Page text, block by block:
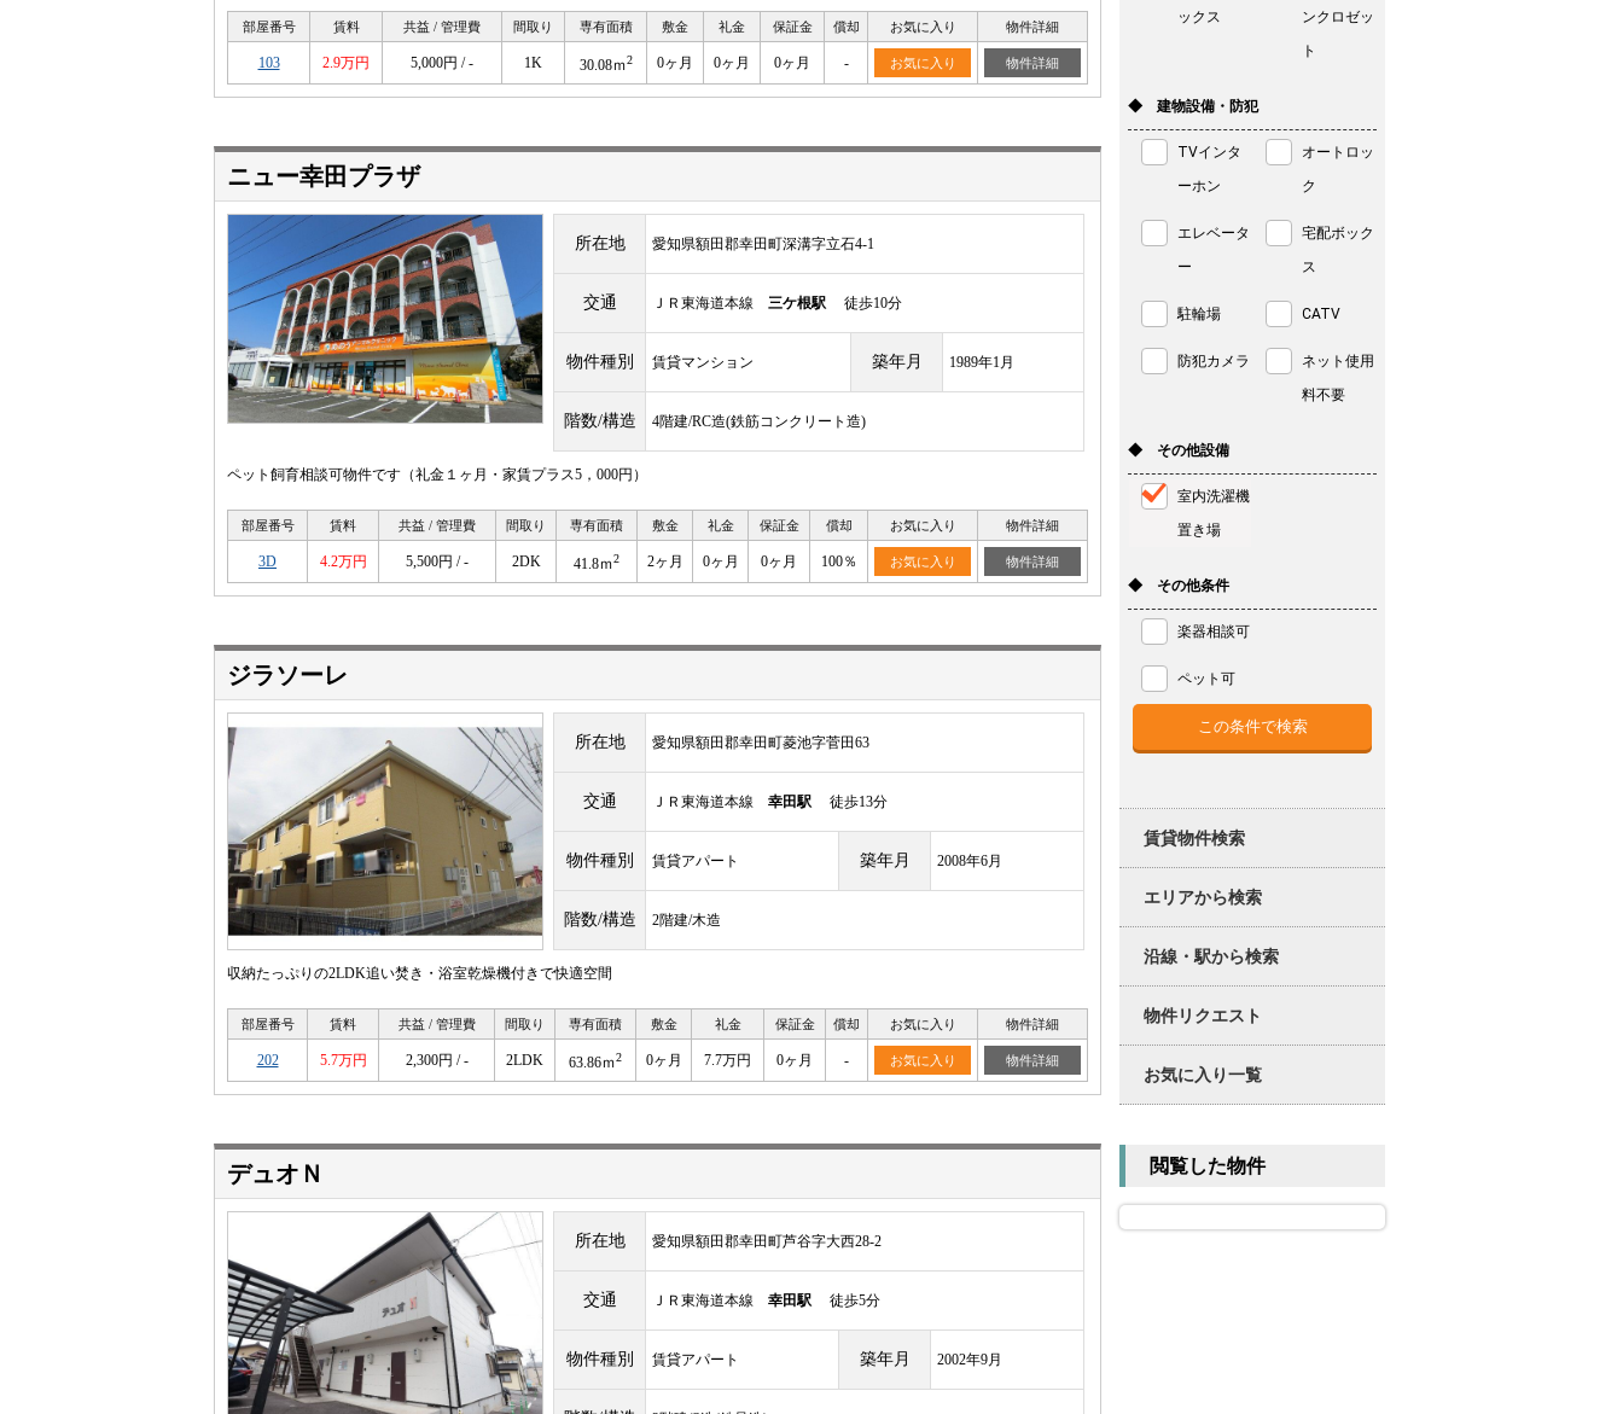
部屋番号 賃料 共益 / 管理費 間取り 専有面積 敷金 礼金 保証金 償却 お気に入り 物件詳細
103 2.9万円 5,000円 / - 1K 30.08ｍ2 0ヶ月 0ヶ月 0ヶ月 - お気に入り 物件詳細
ニュー幸田プラザ
所在地 愛知県額田郡幸田町深溝字立石4‐1
交通 ＪＲ東海道本線 三ケ根駅 徒歩10分
物件種別 賃貸マンション 築年月 1989年1月
階数/構造 4階建/RC造(鉄筋コンクリート造)
ペット飼育相談可物件です（礼金１ヶ月・家賃プラス5，000円）
部屋番号 賃料 共益 / 管理費 間取り 専有面積 敷金 礼金 保証金 償却 お気に入り 物件詳細
3D 4.2万円 5,500円 / - 2DK 41.8ｍ2 2ヶ月 0ヶ月 0ヶ月 100％ お気に入り 物件詳細
ジラソーレ
所在地 愛知県額田郡幸田町菱池字菅田63
交通 ＪＲ東海道本線 幸田駅 徒歩13分
物件種別 賃貸アパート 築年月 2008年6月
階数/構造 2階建/木造
収納たっぷりの2LDK追い焚き・浴室乾燥機付きで快適空間
部屋番号 賃料 共益 / 管理費 間取り 専有面積 敷金 礼金 保証金 償却 お気に入り 物件詳細
202 5.7万円 2,300円 / - 2LDK 63.86ｍ2 0ヶ月 7.7万円 0ヶ月 - お気に入り 物件詳細
デュオＮ
所在地 愛知県額田郡幸田町芦谷字大西28‐2
交通 ＪＲ東海道本線 幸田駅 徒歩5分
物件種別 賃貸アパート 築年月 2002年9月
ックス
ンクロゼッ
ト
◆ 建物設備・防犯
TVインタ
ーホン
オートロッ
ク
エレベータ
ー
宅配ボック
ス
駐輪場 CATV
防犯カメラ
ネット使用
料不要
◆ その他設備
室内洗濯機
置き場
◆ その他条件
楽器相談可
ペット可
賃貸物件検索
エリアから検索
沿線・駅から検索
物件リクエスト
お気に入り一覧
閲覧した物件